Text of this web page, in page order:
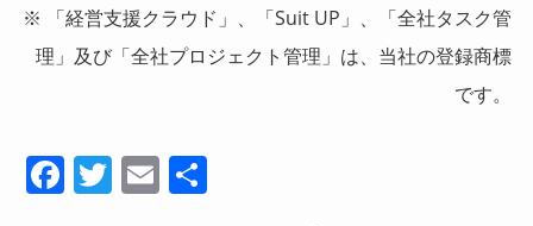
※ 「経営支援クラウド」、「Suit UP」、「全社タスク管
理」及び「全社プロジェクト管理」は、当社の登録商標
です。
F
T
E